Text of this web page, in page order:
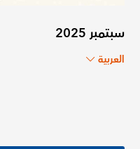
سبتمبر 2025
العربية